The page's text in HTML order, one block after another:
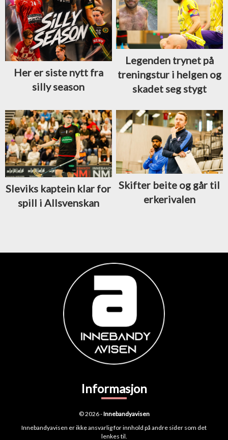
Her er siste nytt fra
silly season
Legenden trynet på
treningstur i helgen og
skadet seg stygt
Sleviks kaptein klar for
spill i Allsvenskan
Skifter beite og går til
erkerivalen
Informasjon
© 2026 -Innebandyavisen
Innebandyavisen er ikke ansvarlig for innhold på andre sider som det
lenkes til.